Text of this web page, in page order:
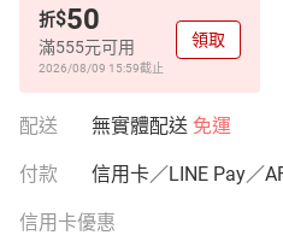
折$50
滿555元可用
2026/08/09 15:59截止
領取
配送 無實體配送 免運
付款 信用卡／LINE Pay／
信用卡優惠